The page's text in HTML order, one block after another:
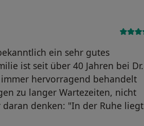
ein sehr gutes
ist seit über 40 Jahren bei Dr.
hervorragend behandelt
zu langer Wartezeiten, nicht
denken: "In der Ruhe liegt